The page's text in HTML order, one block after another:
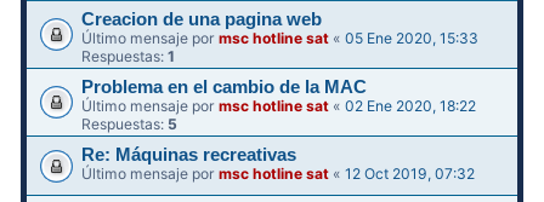
Creacion de una pagina web
Último mensaje pormsc hotline sat «05 Ene 2020, 15:33
Respuestas:1
Problema en el cambio de la MAC
Último mensaje pormsc hotline sat «02 Ene 2020, 18:22
Respuestas: 5
Re: Máquinas recreativas
Último mensaje pormsc hotline sat «12 Oct 2019, 07:32